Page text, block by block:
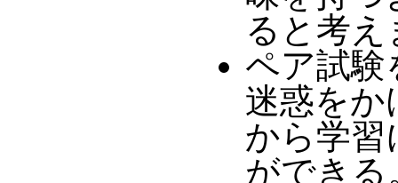
ると考え
ペア試験
迷惑をか
から学習
ができる